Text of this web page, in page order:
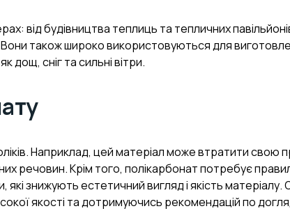
від будівництва теплиць та тепличних
також широко використовуються для
дощ, сніг та сильні вітри.
Наприклад, цей матеріал може втратити свою
речовин. Крім того, полікарбонат потребує
знижують естетичний вигляд і якість матеріалу.
якості та дотримуючись рекомендацій по